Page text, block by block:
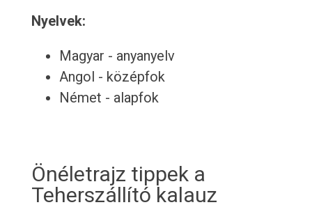
Nyelvek:
Magyar - anyanyelv
Angol - középfok
Német - alapfok
Önéletrajz tippek a
Teherszállító kalauz